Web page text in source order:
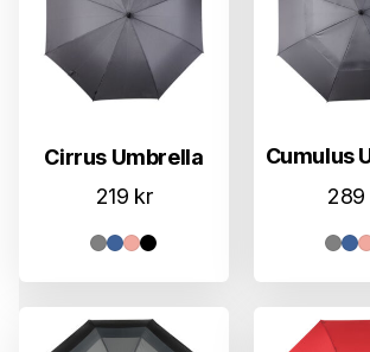
Cirrus Umbrella
219 kr
Cumulus
289